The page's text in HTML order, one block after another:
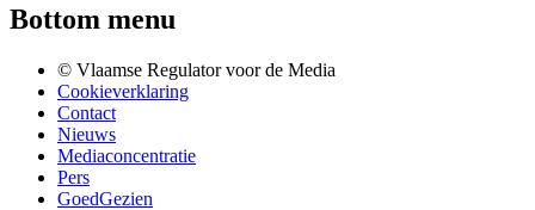
Bottom menu
© Vlaamse Regulator voor de Media
Cookieverklaring
Contact
Nieuws
Mediaconcentratie
Pers
GoedGezien